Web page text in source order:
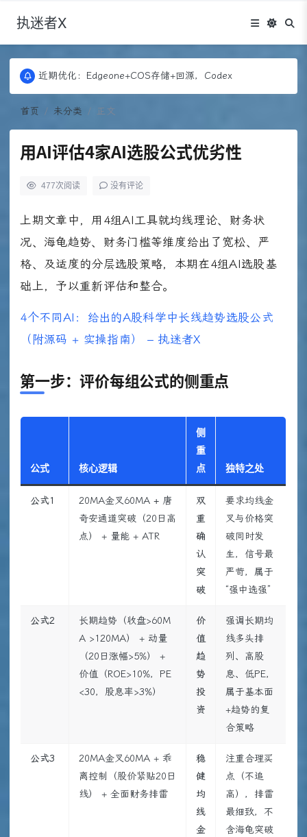
执迷者X
更新：Puock ➡ 阿里云轻量， 图床：Fontawesome
更新：Puock ➡ 阿里云轻量， 图床：Fontawesome
近期优化：Edgeone+COS存储+回源，Codex
首页
未分类 正文
用AI评估4家AI选股公式优劣性
477次阅读 没有评论
上期文章中，用4组AI工具就均线理论、财务状
况、海龟趋势、财务门槛等维度给出了宽松、严
格、及适度的分层选股策略，本期在4组AI选股基
础上，予以重新评估和整合。
4个不同AI：给出的A股科学中长线趋势选股公式
（附源码 + 实操指南） – 执迷者X
第一步：评价每组公式的侧重点
公式 核心逻辑
侧
重
点
独特之处
公式1 20MA金叉60MA+ 唐
奇安通道突破（20日高
点） + 量能 + ATR
双
重
确
认
突
破
要求均线金
叉与价格突
破同时发
生，信号最
严苛，属于
“强中选强”
公式2
长期趋势（收盘>60M
A >120MA） + 动量
（20日涨幅>5%） +
价值（ROE>10%，PE
<30，股息率>3%）
价
值
趋
势
投
资
强调长期均
线多头排
列、高股
息、低PE，
属于基本面
+趋势的复
合策略
公式3
20MA金叉60MA + 乖
离控制（股价紧贴20日
线） + 全面财务排雷
稳
健
均
线
金
注重合理买
点（不追
高），排雷
最细致，不
含海龟突破